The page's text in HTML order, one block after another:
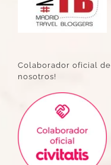
Colaborador oficial de
nosotros!